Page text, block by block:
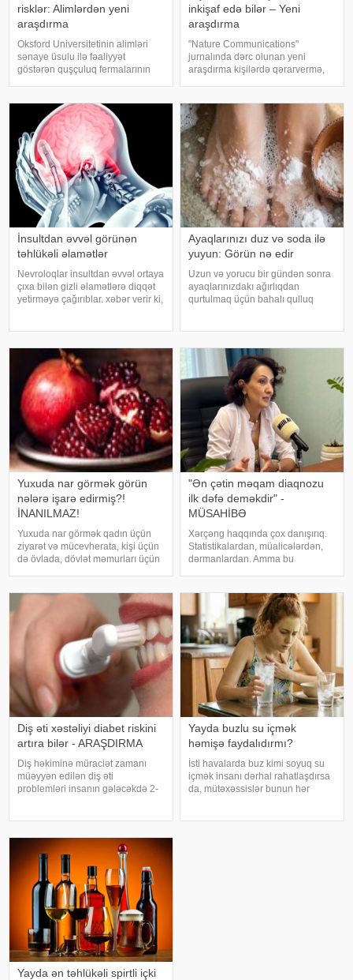
risklər: Alimlərdən yeni
araşdırma
Oksford Universitetinin alimləri
sənaye üsulu ilə fəaliyyət
göstərən quşçuluq fermalarının
biləcəyini bildiriblər. xəbər verir ki,
araşdırma zamanı son 45 i
inkişaf edə bilər – Yeni
araşdırma
"Nature Communications"
jurnalında dərc olunan yeni
araşdırma kişilərdə qərarvermə,
olan beyin nahiyələrinin orta
hesabla 32 yaşına qədər inkişa
İnsultdan əvvəl görünən
təhlükəli əlamətlər
Nevroloqlar insultdan əvvəl ortaya
çıxa bilən gizli əlamətlərə diqqət
yetirməyə çağırıblar. xəbər verir ki,
verə bilər. Lakin b
Ayaqlarınızı duz və soda ilə
yuyun: Görün nə edir
Uzun və yorucu bir gündən sonra
ayaqlarınızdakı ağırlıqdan
qurtulmaq üçün bahalı qulluq
bilərsiniz. xəbər verir ki, çox vax
Yuxuda nar görmək görün
nələrə işarə edirmiş?!
İNANILMAZ!
Yuxuda nar görmək qadın üçün
ziyarət və mücevherata, kişi üçün
də övlada, dövlət məmurları üçün
bərəkətinə, tacir üçün çox quru,
xalq üçün yaxşı bir idarəy
"Ən çətin məqam diaqnozu
ilk dəfə deməkdir" -
MÜSAHİBƏ
Xərçəng haqqında çox danışırıq.
Statistikalardan, müalicələrdən,
dərmanlardan. Amma bu
qorxularından, ümidlərindən,
yanlış bildiklərindən daha az
danışırıq. Elə buna gör
Diş əti xəstəliyi diabet riskini
artıra bilər - ARAŞDIRMA
Diş həkiminə müraciət zamanı
müəyyən edilən diş əti
problemləri insanın gələcəkdə 2-
Health" jurnalında dərc olunan v
Yayda buzlu su içmək
həmişə faydalıdırmı?
İsti havalarda buz kimi soyuq su
içmək insanı dərhal rahatlaşdırsa
da, mütəxəssislər bunun hər
Yayda ən təhlükəli spirtli içki